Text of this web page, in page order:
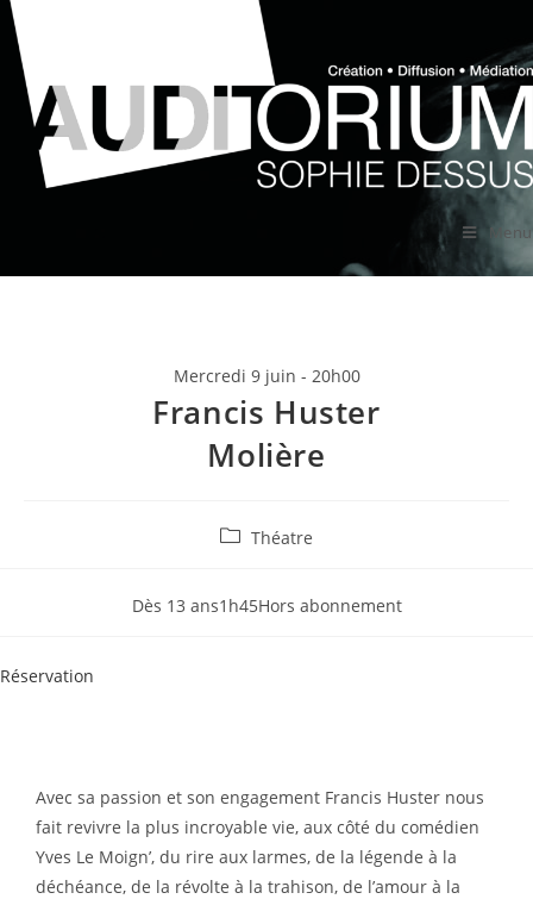
Menu
Mercredi 9 juin - 20h00
Francis Huster
Molière
Théatre
Dès 13 ans1h45Hors abonnement
Réservation
Avec sa passion et son engagement Francis Huster nous
fait revivre la plus incroyable vie, aux côté du comédien
Yves Le Moign’, du rire aux larmes, de la légende à la
déchéance, de la révolte à la trahison, de l’amour à la